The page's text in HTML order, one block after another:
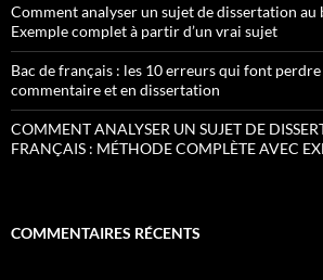
Comment analyser un sujet de dissertation au
Exemple complet à partir d’un vrai sujet
Bac de français : les 10 erreurs qui font
commentaire et en dissertation
COMMENT ANALYSER UN SUJET DE
FRANÇAIS : MÉTHODE COMPLÈTE AVEC
COMMENTAIRES RÉCENTS